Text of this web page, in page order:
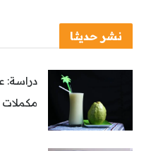
نشر حديثا
دراسة:
مكملات